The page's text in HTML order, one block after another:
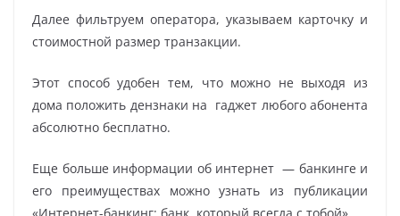
Далее фильтруем оператора, указываем карточку и
стоимостной размер транзакции.
Этот способ удобен тем, что можно не выходя из
дома положить дензнаки на гаджет любого абонента
абсолютно бесплатно.
Еще больше информации об интернет — банкинге и
его преимуществах можно узнать из публикации